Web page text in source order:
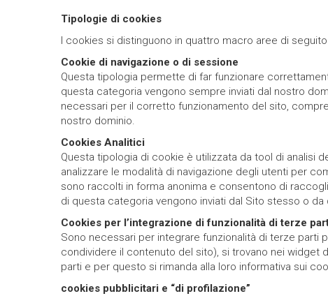
Tipologie di cookies
I cookies si distinguono in quattro macro aree di
Cookie di navigazione o di sessione
Questa tipologia permette di far funzionare
questa categoria vengono sempre inviati dal nostro
necessari per il corretto funzionamento del sito,
nostro dominio.
Cookies Analitici
Questa tipologia di cookie è utilizzata da tool di analisi
analizzare le modalità di navigazione degli utenti per
sono raccolti in forma anonima e consentono di
di questa categoria vengono inviati dal Sito stesso o da
Cookies per l’integrazione di funzionalità di terze
Sono necessari per integrare funzionalità di terze
condividere il contenuto del sito), si trovano nei widget
parti e per questo si rimanda alla loro informativa sui
cookies pubblicitari e “di profilazione”